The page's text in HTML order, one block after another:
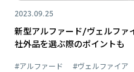
2023.09.25
新型アルファード/ヴェルファ
社外品を選ぶ際のポイントも
#アルファード #ヴェルファイア